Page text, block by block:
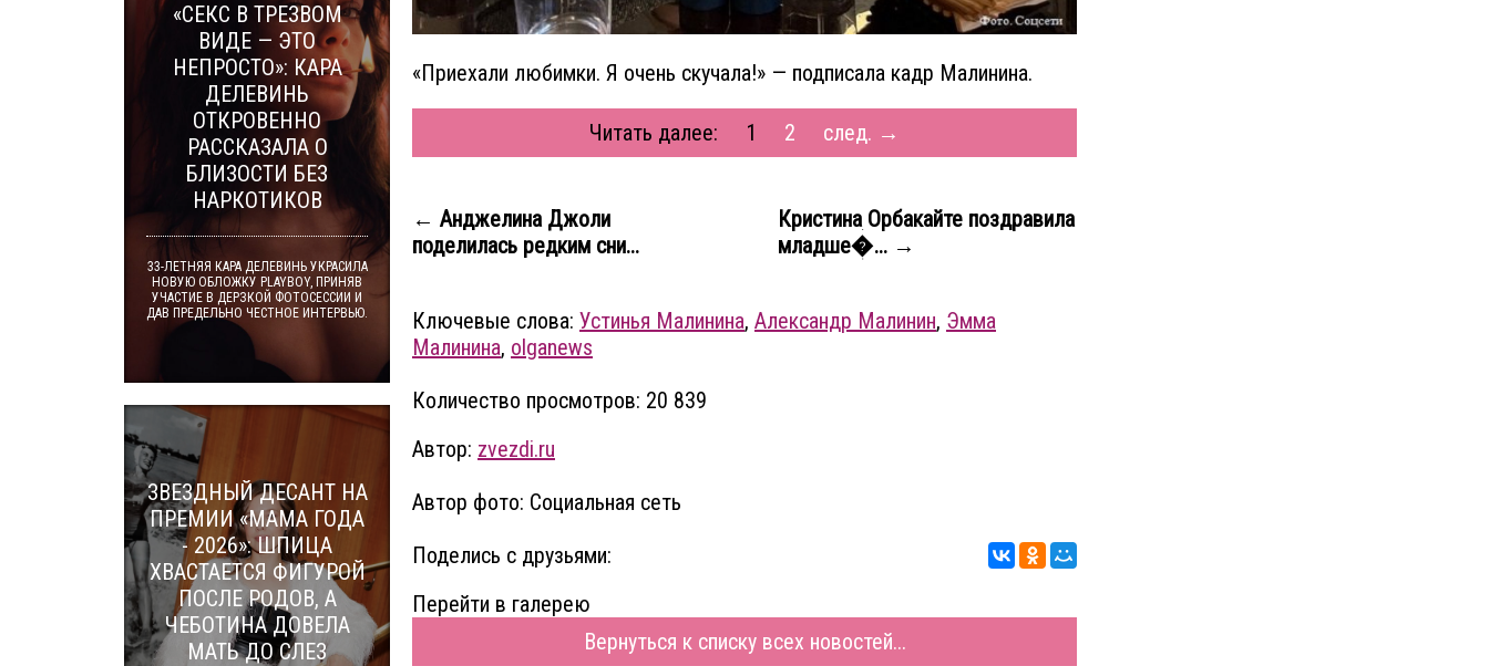
«Приехали любимки. Я очень скучала!» — подписала кадр Малинина.
Читать далее: 1 2 след. →
← Анджелина Джоли
поделилась редким сни...
Кристина Орбакайте поздравила
младше�... →
Ключевые слова: Устинья Малинина, Александр Малинин, Эмма
Малинина, olganews
Количество просмотров: 20 839
Автор: zvezdi.ru
Автор фото: Социальная сеть
Поделись с друзьями:
Перейти в галерею
Вернуться к списку всех новостей...
«СЕКС В ТРЕЗВОМ
ВИДЕ — ЭТО
НЕПРОСТО»: КАРА
ДЕЛЕВИНЬ
ОТКРОВЕННО
РАССКАЗАЛА О
БЛИЗОСТИ БЕЗ
НАРКОТИКОВ
33-ЛЕТНЯЯ КАРА ДЕЛЕВИНЬ УКРАСИЛА
НОВУЮ ОБЛОЖКУ PLAYBOY, ПРИНЯВ
УЧАСТИЕ В ДЕРЗКОЙ ФОТОСЕССИИ И
ДАВ ПРЕДЕЛЬНО ЧЕСТНОЕ ИНТЕРВЬЮ.
ЗВЕЗДНЫЙ ДЕСАНТ НА
ПРЕМИИ «МАМА ГОДА
- 2026»: ШПИЦА
ХВАСТАЕТСЯ ФИГУРОЙ
ПОСЛЕ РОДОВ, А
ЧЕБОТИНА ДОВЕЛА
МАТЬ ДО СЛЕЗ